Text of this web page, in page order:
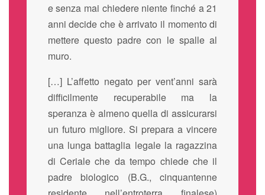
e senza mai chiedere niente finché a 21
anni decide che è arrivato il momento di
mettere questo padre con le spalle al
muro.
[…] L’affetto negato per vent’anni sarà
difficilmente recuperabile ma la
speranza è almeno quella di assicurarsi
un futuro migliore. Si prepara a vincere
una lunga battaglia legale la ragazzina
di Ceriale che da tempo chiede che il
padre biologico (B.G., cinquantenne